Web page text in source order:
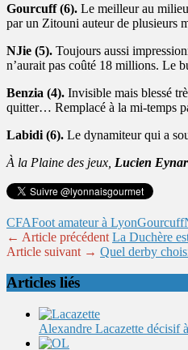
Gourcuff (6). Le meilleur au
par un Zitouni auteur de plusieurs
NJie (5). Toujours aussi
n’aurait pas coûté 18 millions. Le
Benzia (4). Invisible mais blessé
quitter… Remplacé à la mi-temps
Labidi (6). Le dynamiteur qui a
À la Plaine des jeux, Lucien
CFAFoot amateur à LyonGourcuff
← Article précédent La Duchère
Article suivant → Quel derby
Articles liés
Alexandre Lacazette décisif